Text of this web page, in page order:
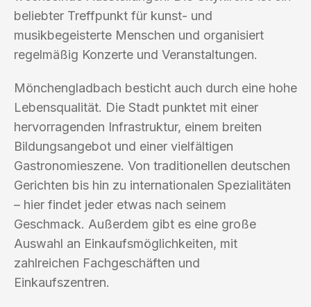
beliebter Treffpunkt für kunst- und
musikbegeisterte Menschen und organisiert
regelmäßig Konzerte und Veranstaltungen.
Mönchengladbach besticht auch durch eine hohe
Lebensqualität. Die Stadt punktet mit einer
hervorragenden Infrastruktur, einem breiten
Bildungsangebot und einer vielfältigen
Gastronomieszene. Von traditionellen deutschen
Gerichten bis hin zu internationalen Spezialitäten
– hier findet jeder etwas nach seinem
Geschmack. Außerdem gibt es eine große
Auswahl an Einkaufsmöglichkeiten, mit
zahlreichen Fachgeschäften und
Einkaufszentren.